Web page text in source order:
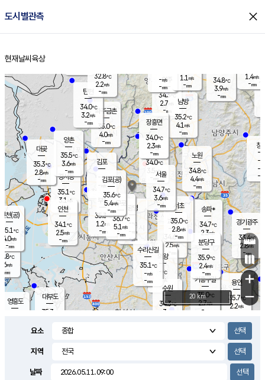
도시별관측 close
홈
현재날씨 육상
의도
℃
m/s
mm
영흥도
양주
34.3℃
2.7
-mm
과천
34.6℃
2.5m/s
- mm
용인
35.7℃
2.2m/s
경기광주
33.4℃
2.8m/s
-mm
2.7m/s
대부도
35.3
경서동
35.1℃
3.1 m/s
-mm
파주금촌
35.0℃
4.0m/s
-mm
34.8℃
3.9m/s
-mm
대곶
35.3℃
2.8m/s
-mm
창
-
-m/
-
탄현
34.0℃
3.2m/s
-mm
1.4m/s
-mm
의왕
- ℃
m/s
mm
김포
- ℃
-m/s
mm
광명
- ℃
-m/s
-mm
부천
35.3℃
1.2m/s
-mm
양촌
35.5℃
3.6m/s
-mm
구로
36.7℃
5.1 m/s
-mm
은평
34.0℃
3.5 m/s
- mm
노원
34.8℃
4.4m/s
-mm
송파*
34.7℃
2.3m/s
-mm
서초
35.0℃
2.8m/s
-mm
남방
35.2℃
4.1 m/s
-mm
기흥구갈
35.0℃
2.7m/s
-
수리산길
35.1℃
-m/s
-mm
분당구
35.9℃
2.4m/s
-mm
장흥면
34.0℃
2.3m/s
-mm
-m/s
-mm
인천(공)
35.1℃
4.0m/s
-mm
김포(공)
35.6℃
5.4m/s
-mm
수원
34.3℃
3 m/s
인천
34.1℃
2.5m/s
-mm
서울
34.7℃
3.6m/s
-mm
32.8℃
2.2m/s
-mm
1.1 m/s
-mm
+
−
20 km
요소
지역
날짜